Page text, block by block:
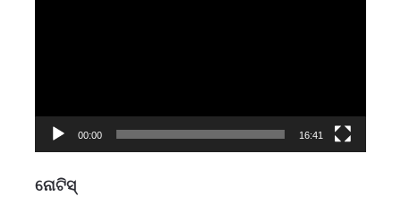
00:00 16:41
ନୋଟିସ୍